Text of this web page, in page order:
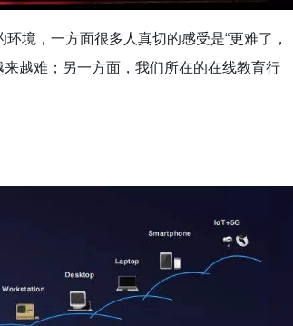
境，一方面很多人真切的感受是“更难了，
越难；另一方面，我们所在的在线教育行